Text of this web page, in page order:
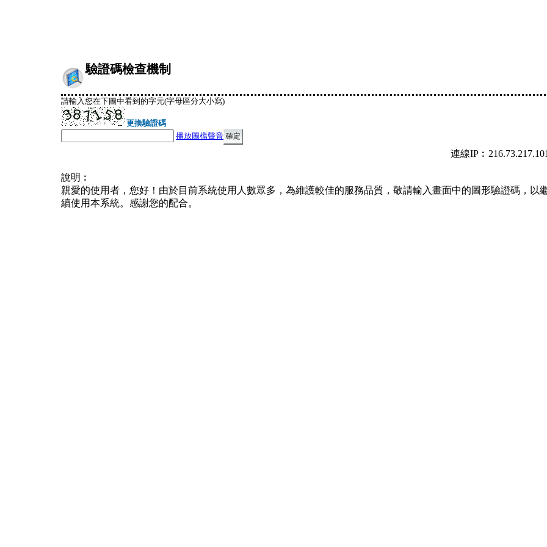
驗證碼檢查機制
請輸入您在下圖中看到的字元(字母區分大小寫)
更換驗證碼
播放圖檔聲音
連線
說明︰
親愛的使用者，您好！由於目前系統使用人數眾多，為維護較佳的服務品質，敬請輸入畫面中的圖形驗證碼，以
續使用本系統。感謝您的配合。